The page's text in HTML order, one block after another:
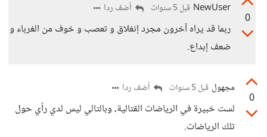
0
NewUser قبل 5 سنوات أضف ردا
ربما قد يراه آخرون مجرد إنغلاق و تعصب و خوف من الغرباء و
ضعف إبداع.
0
مجهول قبل 5 سنوات أضف ردا
لست خبيرة في الرياضات القتالية، وبالتالي ليس لدي رأي حول
تلك الرياضات.